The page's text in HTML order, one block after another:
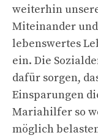
weiterhin
Miteinander
lebenswertes
ein. Die
dafür sorgen,
Einsparungen
Mariahilfer so
möglich